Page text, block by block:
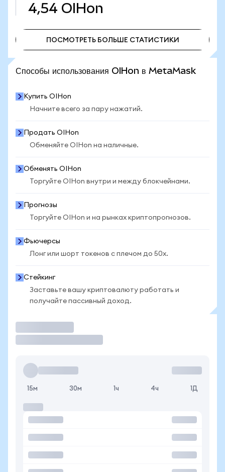
4,54 OIHon
ПОСМОТРЕТЬ БОЛЬШЕ СТАТИСТИКИ
Способы использования OIHon в MetaMask
Купить OIHon
Начните всего за пару нажатий.
Продать OIHon
Обменяйте OIHon на наличные.
Обменять OIHon
Торгуйте OIHon внутри и между блокчейнами.
Прогнозы
Торгуйте OIHon и на рынках криптопрогнозов.
Фьючерсы
Лонг или шорт токенов с плечом до 50x.
Стейкинг
Заставьте вашу криптовалюту работать и
получайте пассивный доход.
15м 30м 1ч 4ч 1Д